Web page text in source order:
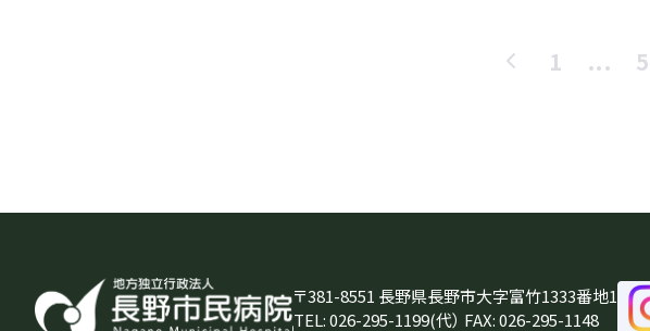
1 ... 5
〒381-8551 長野県長野市大字富竹1333番地1
TEL:026-295-1199(代） FAX: 026-295-1148